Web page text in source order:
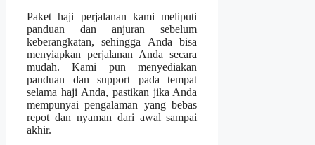
Paket haji perjalanan kami meliputi
panduan dan anjuran sebelum
keberangkatan, sehingga Anda bisa
menyiapkan perjalanan Anda secara
mudah. Kami pun menyediakan
panduan dan support pada tempat
selama haji Anda, pastikan jika Anda
mempunyai pengalaman yang bebas
repot dan nyaman dari awal sampai
akhir.